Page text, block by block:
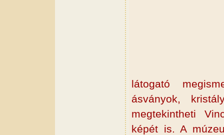
látogató
ásványok,
megtekintheti
képét is. A